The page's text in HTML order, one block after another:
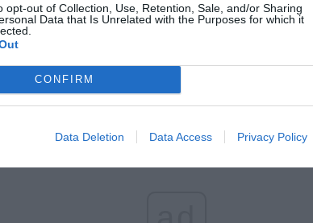
opt-out of Collection, Use, Retention, Sale, and/or Sharing
Data that Is Unrelated with the Purposes for which it
CONFIRM
Data Deletion Data Access Privacy Policy
dla milionów polskich rodzin. ZUS wypłacił już
wciąż można składać
2026 12:56